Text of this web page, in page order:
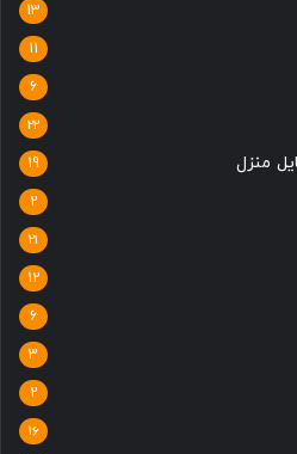
13
11
6
22
منزل 19
2
21
12
6
3
2
16